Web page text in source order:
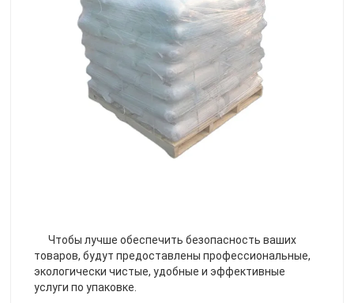
товаров, будут предоставлены профессиональные,
экологически чистые, удобные и эффективные
услуги по упаковке.